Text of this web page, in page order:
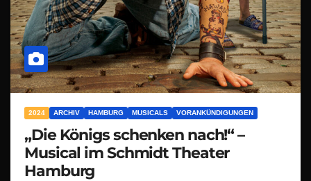
2024 ARCHIV HAMBURG MUSICALS VORANKÜNDIGUNGEN
„Die Königs schenken nach!“ –
Musical im Schmidt Theater
Hamburg